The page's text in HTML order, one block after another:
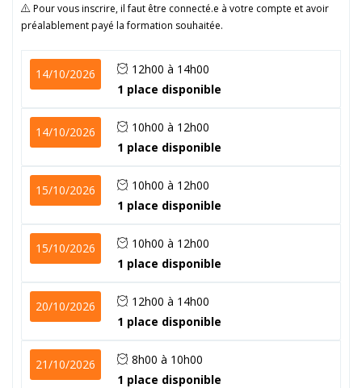
Pour vous inscrire, il faut être connecté.e à votre compte et avoir
préalablement payé la formation souhaitée.
14/10/2026
12h00 à 14h00
1 place disponible
14/10/2026
10h00 à 12h00
1 place disponible
15/10/2026
10h00 à 12h00
1 place disponible
15/10/2026
10h00 à 12h00
1 place disponible
20/10/2026
12h00 à 14h00
1 place disponible
21/10/2026
8h00 à 10h00
1 place disponible